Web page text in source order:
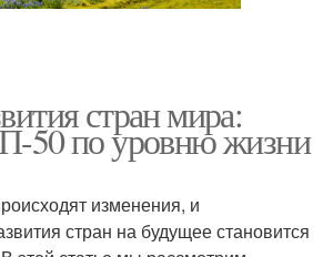
стран мира:
50 по уровню жизни
изменения, и
стран на будущее становится